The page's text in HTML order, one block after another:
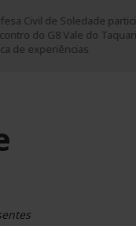
de Soledade participa de
G8 Vale do Taquari para